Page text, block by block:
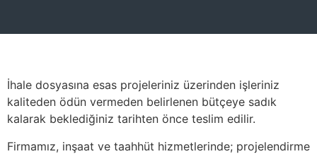
İhale dosyasına esas projeleriniz üzerinden işleriniz
kaliteden ödün vermeden belirlenen bütçeye sadık
kalarak beklediğiniz tarihten önce teslim edilir.
Firmamız, inşaat ve taahhüt hizmetlerinde; projelendirme